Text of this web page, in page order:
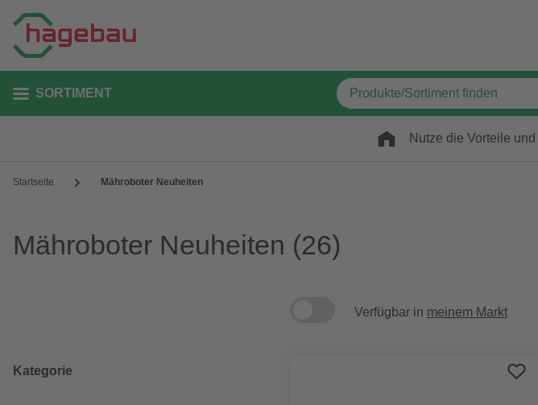
SORTIMENT
Nutze die Vorteile und
Startseite Mähroboter Neuheiten
Mähroboter Neuheiten (26)
Kategorie
Verfügbar in meinem Markt